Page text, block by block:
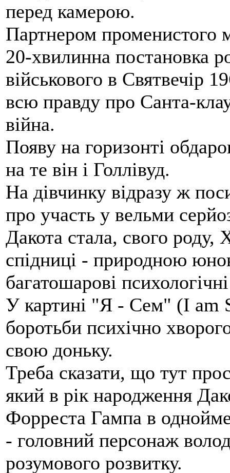
перед камерою.
Партнером променистого
20-хвилинна постановка
військового в Святвечір
всю правду про Санта-
війна.
Появу на горизонті
на те він і Голлівуд.
На дівчинку відразу ж
про участь у вельми
Дакота стала, свого
спідниці - природною
багатошарові
У картині "Я - Сем" (I am
боротьби психічно
свою доньку.
Треба сказати, що тут
який в рік народження
Форреста Гампа в
- головний персонаж
розумового розвитку.